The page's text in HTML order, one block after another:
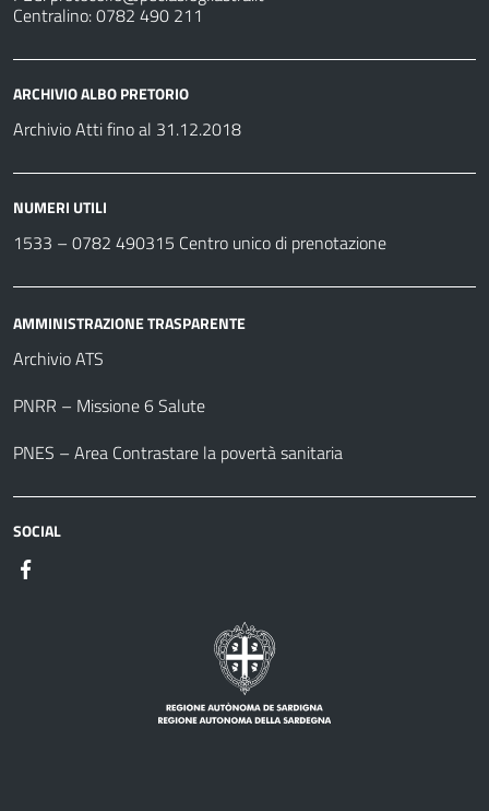
Centralino: 0782 490 211
ARCHIVIO ALBO PRETORIO
Archivio Atti fino al 31.12.2018
NUMERI UTILI
1533 – 0782 490315 Centro unico di prenotazione
AMMINISTRAZIONE TRASPARENTE
Archivio ATS
PNRR – Missione 6 Salute
PNES – Area Contrastare la povertà sanitaria
SOCIAL